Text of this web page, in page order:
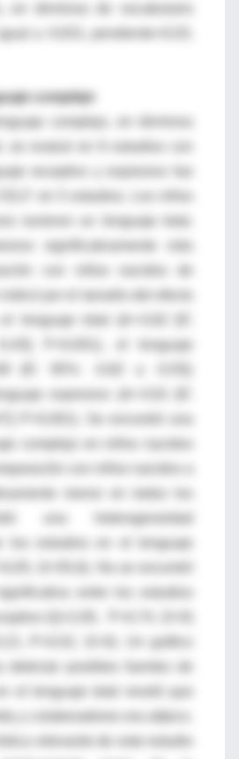
en términos de vocabulario
a -0,631, pendiente=0,03,
complejo
complejo, en términos
se evaluó en 6 estudios con
receptivo y expresivo fue
tuvieron un lenguaje total,
significativamente más
lenguaje total (d=-0,62 [IC
P<0,001), el lenguaje
expresivo (d=-0,61 [IC
complejo en niños nacidos
menor en todos los
una heterogeneidad
los estudios en el lenguaje
entre los estudios
(Q=2,00, P=0,74, I2=0)
el lenguaje total reveló que